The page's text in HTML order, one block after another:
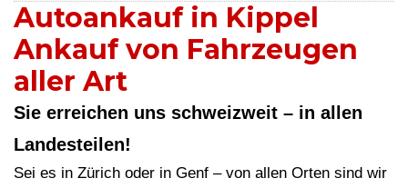
Autoankauf in Kippel
Ankauf von Fahrzeugen
aller Art
Sie erreichen uns schweizweit – in allen
Landesteilen!
Sei es in Zürich oder in Genf – von allen Orten sind wir